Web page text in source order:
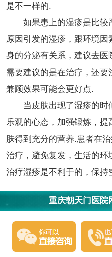
是不一样的.
如果患上的湿疹是比较
原因引发的湿疹，跟环境
身的分泌有关系，建议去
需要建议的是在治疗，还
兼顾效果可能会更好点.
当皮肤出现了湿疹的时
乐观的心态，加强锻炼，
肤得到充分的营养.患者在
治疗，避免复发，生活的
治疗湿疹是不利于的，保持
重庆朝天门医院